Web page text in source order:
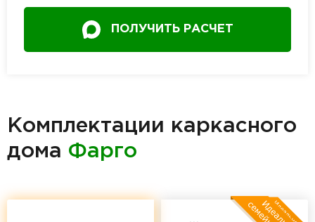
ПОЛУЧИТЬ РАСЧЕТ
Комплектации каркасного
дома Фарго